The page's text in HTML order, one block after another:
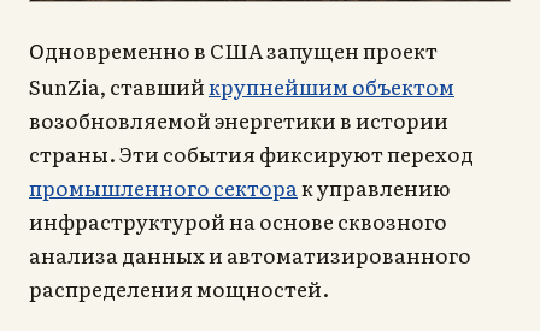
Одновременно в США запущен проект
SunZia, ставшийкрупнейшим объектом
возобновляемой энергетики в истории
страны. Эти события фиксируют переход
промышленного сектора к управлению
инфраструктурой на основе сквозного
анализа данных и автоматизированного
распределения мощностей.